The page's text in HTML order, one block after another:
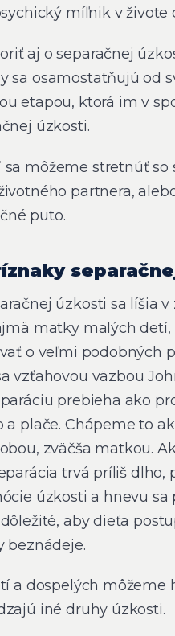
míľnik v živote
aj o separačnej
sa osamostatňujú od
etapou, ktorá im v
úzkosti.
sa môžeme stretnúť
partnera,
puto.
úzkosti sa líšia
matky malých
o veľmi podobných
vzťahovou väzbou
prebieha ako
a plače. Chápeme to
zväčša matkou.
trvá príliš
úzkosti a hnevu
aby dieťa
beznádeje.
a dospelých
iné druhy úzkosti.